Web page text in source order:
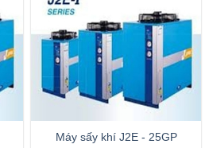
Máy sấy khí J2E - 25GP